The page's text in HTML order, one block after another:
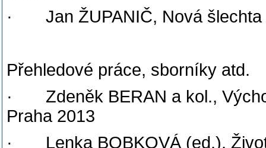
· Jan ŽUPANIČ, Nová šlechta
Přehledové práce, sborníky atd.
· Zdeněk BERAN a kol.,
Praha 2013
· Lenka BOBKOVÁ (ed.), Život